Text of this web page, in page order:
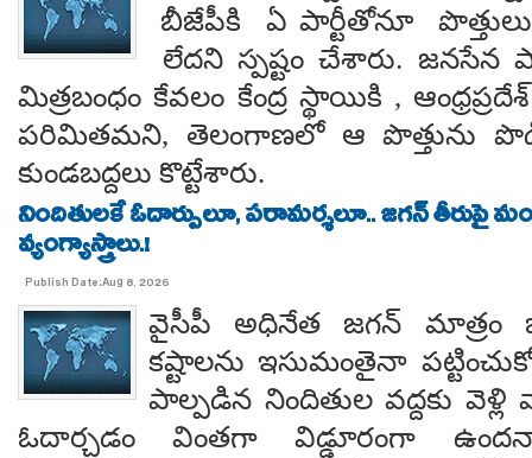
బీజేపీకి ఏ పార్టీతోనూ పొత్తులు
లేదని స్పష్టం చేశారు. జనసేన
మిత్రబంధం కేవలం కేంద్ర స్థాయికి ,
పరిమితమని, తెలంగాణలో ఆ పొత్తును
కుండబద్దలు కొట్టేశారు.
నిందితులకే ఓదార్పులూ, పరామర్శలూ.. జగన్ తీరుపై
వ్యంగ్యాస్త్రాలు.!
Publish Date:Aug 8, 2026
వైసీపీ అధినేత జగన్ మాత్రం
కష్టాలను ఇసుమంతైనా
పాల్పడిన నిందితుల వద్దకు
ఓదార్చడం వింతగా విడ్డూరంగా